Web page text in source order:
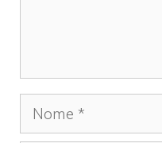
Nome